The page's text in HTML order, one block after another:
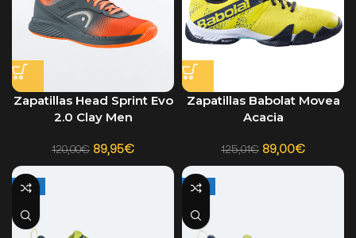
Zapatillas Head Sprint Evo
2.0 Clay Men
120,00€ 89,95€
Zapatillas Babolat Movea
Acacia
125,01€ 89,00€
-27% -27%